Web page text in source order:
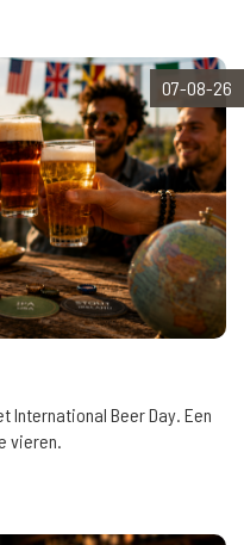
07-08-26
International Beer Day. Een
vieren.